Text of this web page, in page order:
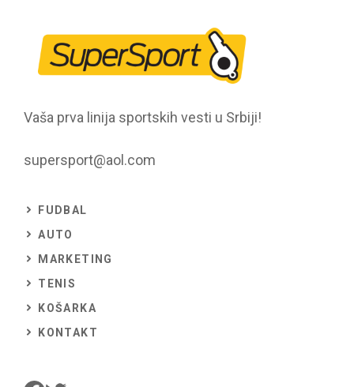
Vaša prva linija sportskih vesti u Srbiji!
supersport@aol.com
FUDBAL
AUTO
MARKETING
TENIS
KOŠARKA
KONTAKT